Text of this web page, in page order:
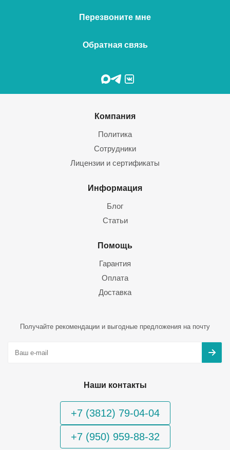
Перезвоните мне
Обратная связь
Компания
Политика
Сотрудники
Лицензии и сертификаты
Информация
Блог
Статьи
Помощь
Гарантия
Оплата
Доставка
Получайте рекомендации и выгодные предложения на почту
Наши контакты
+7 (3812) 79-04-04
+7 (950) 959-88-32